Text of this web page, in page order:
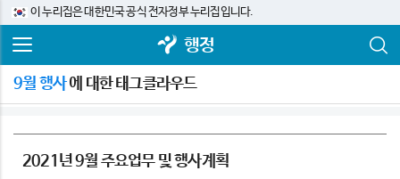
이 누리집은 대한민국 공식 전자정부 누리집입니다.
행정
9월 행사에 대한 태그클라우드
2021년 9월 주요업무 및 행사계획